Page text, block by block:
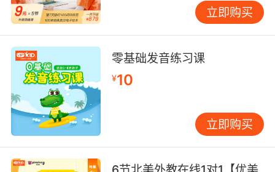
立即购买
零基础发音练习课
¥10
立即购买